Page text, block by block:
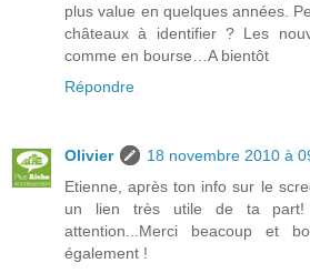
plus value en quelques années.
châteaux à identifier ? Les
comme en bourse…A bientôt
Répondre
Olivier
18 novembre 2010 à
Etienne, après ton info sur le
un lien très utile de ta
attention...Merci beacoup et
également !